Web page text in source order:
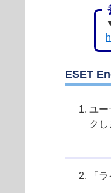
ESET
ユー
クし
「